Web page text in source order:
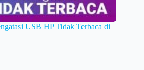
USB HP Tidak Terbaca di